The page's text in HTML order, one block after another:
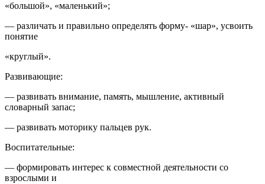
«большой», «маленький»;
— различать и правильно определять форму- «шар», усвоить
понятие
«круглый».
Развивающие:
— развивать внимание, память, мышление, активный
словарный запас;
— развивать моторику пальцев рук.
Воспитательные:
— формировать интерес к совместной деятельности со
взрослыми и